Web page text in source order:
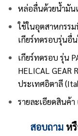
หล่อลื่นด้วยน้ำมัน
ใช้ในอุตสาหกรร
เกียร์ทดรอบรุ่นอื่
เกียร์ทดรอบรุ่น
HELICAL GEAR
ประเทศอิตาลี
รายละเอียดสินค้
สอบถาม ห